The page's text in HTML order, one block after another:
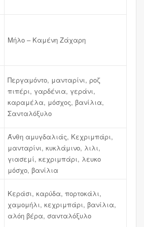
Μήλο – Καμένη Ζάχαρη
Περγαμόντο, μανταρίνι, ροζ
πιπέρι, γαρδένια, γεράνι,
καραμέλα, μόσχος, βανίλια,
Σανταλόξυλο
Άνθη αμυγδαλιάς, Κεχριμπάρι,
μανταρίνι, κυκλάμινο, λιλι,
γιασεμί, κεχριμπάρι, λευκο
μόσχο, βανίλια
Κεράσι, καρύδα, πορτοκάλι,
χαμομήλι, κεχριμπάρι, βανίλια,
αλόη βέρα, σανταλόξυλο